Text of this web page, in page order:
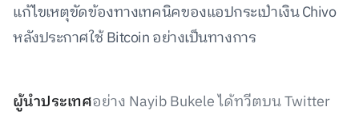
แก้ไขเหตุขัดข้องทางเทคนิคของแอปกระเป๋าเงิน Chivo
หลังประกาศใช้ Bitcoin อย่างเป็นทางการ
ผู้นำประเทศอย่าง Nayib Bukele ได้ทวีตบน Twitter